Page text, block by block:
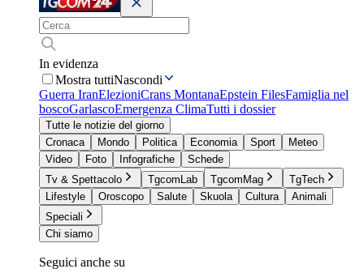
In evidenza
Mostra tuttiNascondi
Guerra IranElezioniCrans MontanaEpstein FilesFamiglia nel
boscoGarlascoEmergenza ClimaTutti i dossier
Tutte le notizie del giorno
Cronaca
Mondo Politica Economia Sport
Meteo
Video
Foto Infografiche
Schede
Tv & Spettacolo
TgcomLab TgcomMag
TgTech
Lifestyle
Oroscopo Salute Skuola Cultura
Animali
Speciali
Chi siamo
Seguici anche su